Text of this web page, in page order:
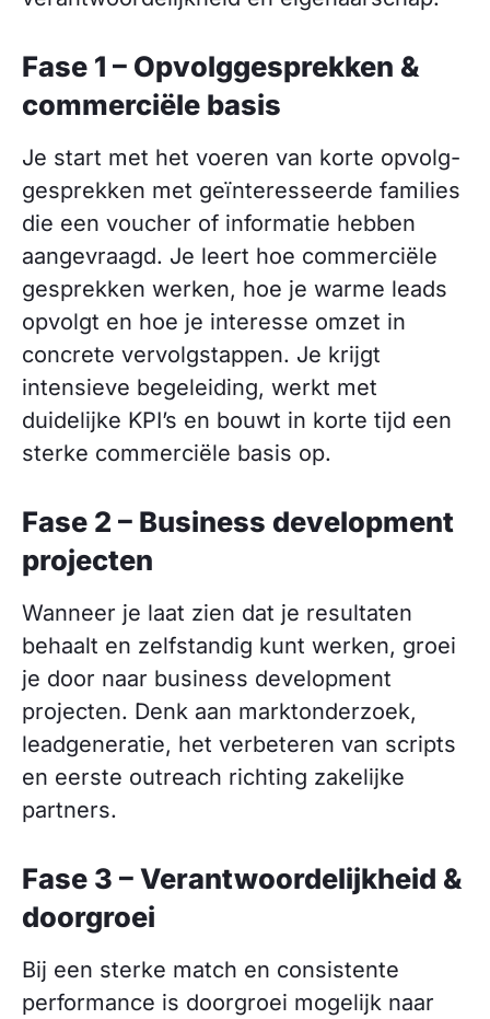
Fase 1 – Opvolg­gesprekken &
commerciële basis
Je start met het voeren van korte opvolg­
gesprekken met geïnteresseerde families
die een voucher of informatie hebben
aangevraagd. Je leert hoe commerciële
gesprekken werken, hoe je warme leads
opvolgt en hoe je interesse omzet in
concrete vervolgstappen. Je krijgt
intensieve begeleiding, werkt met
duidelijke KPI’s en bouwt in korte tijd een
sterke commerciële basis op.
Fase 2 – Business development
projecten
Wanneer je laat zien dat je resultaten
behaalt en zelfstandig kunt werken, groei
je door naar business development
projecten. Denk aan marktonderzoek,
leadgeneratie, het verbeteren van scripts
en eerste outreach richting zakelijke
partners.
Fase 3 – Verantwoordelijkheid &
doorgroei
Bij een sterke match en consistente
performance is doorgroei mogelijk naar